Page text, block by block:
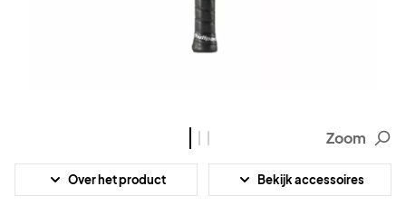
Zoom
Over het product Bekijk accessoires